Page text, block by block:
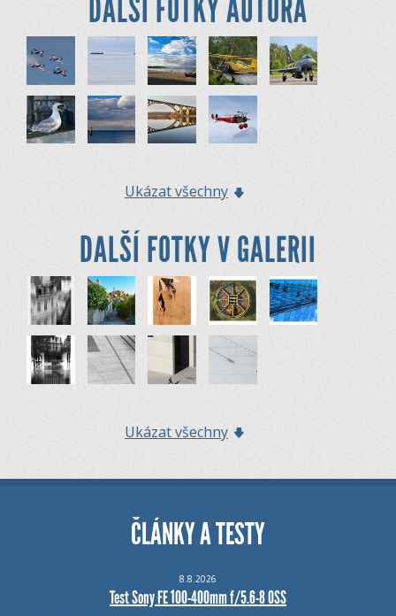
DALŠÍ FOTKY AUTORA
Ukázat všechny
DALŠÍ FOTKY V GALERII
Ukázat všechny
ČLÁNKY A TESTY
8.8.2026
Test Sony FE 100-400mm f/5.6-8 OSS